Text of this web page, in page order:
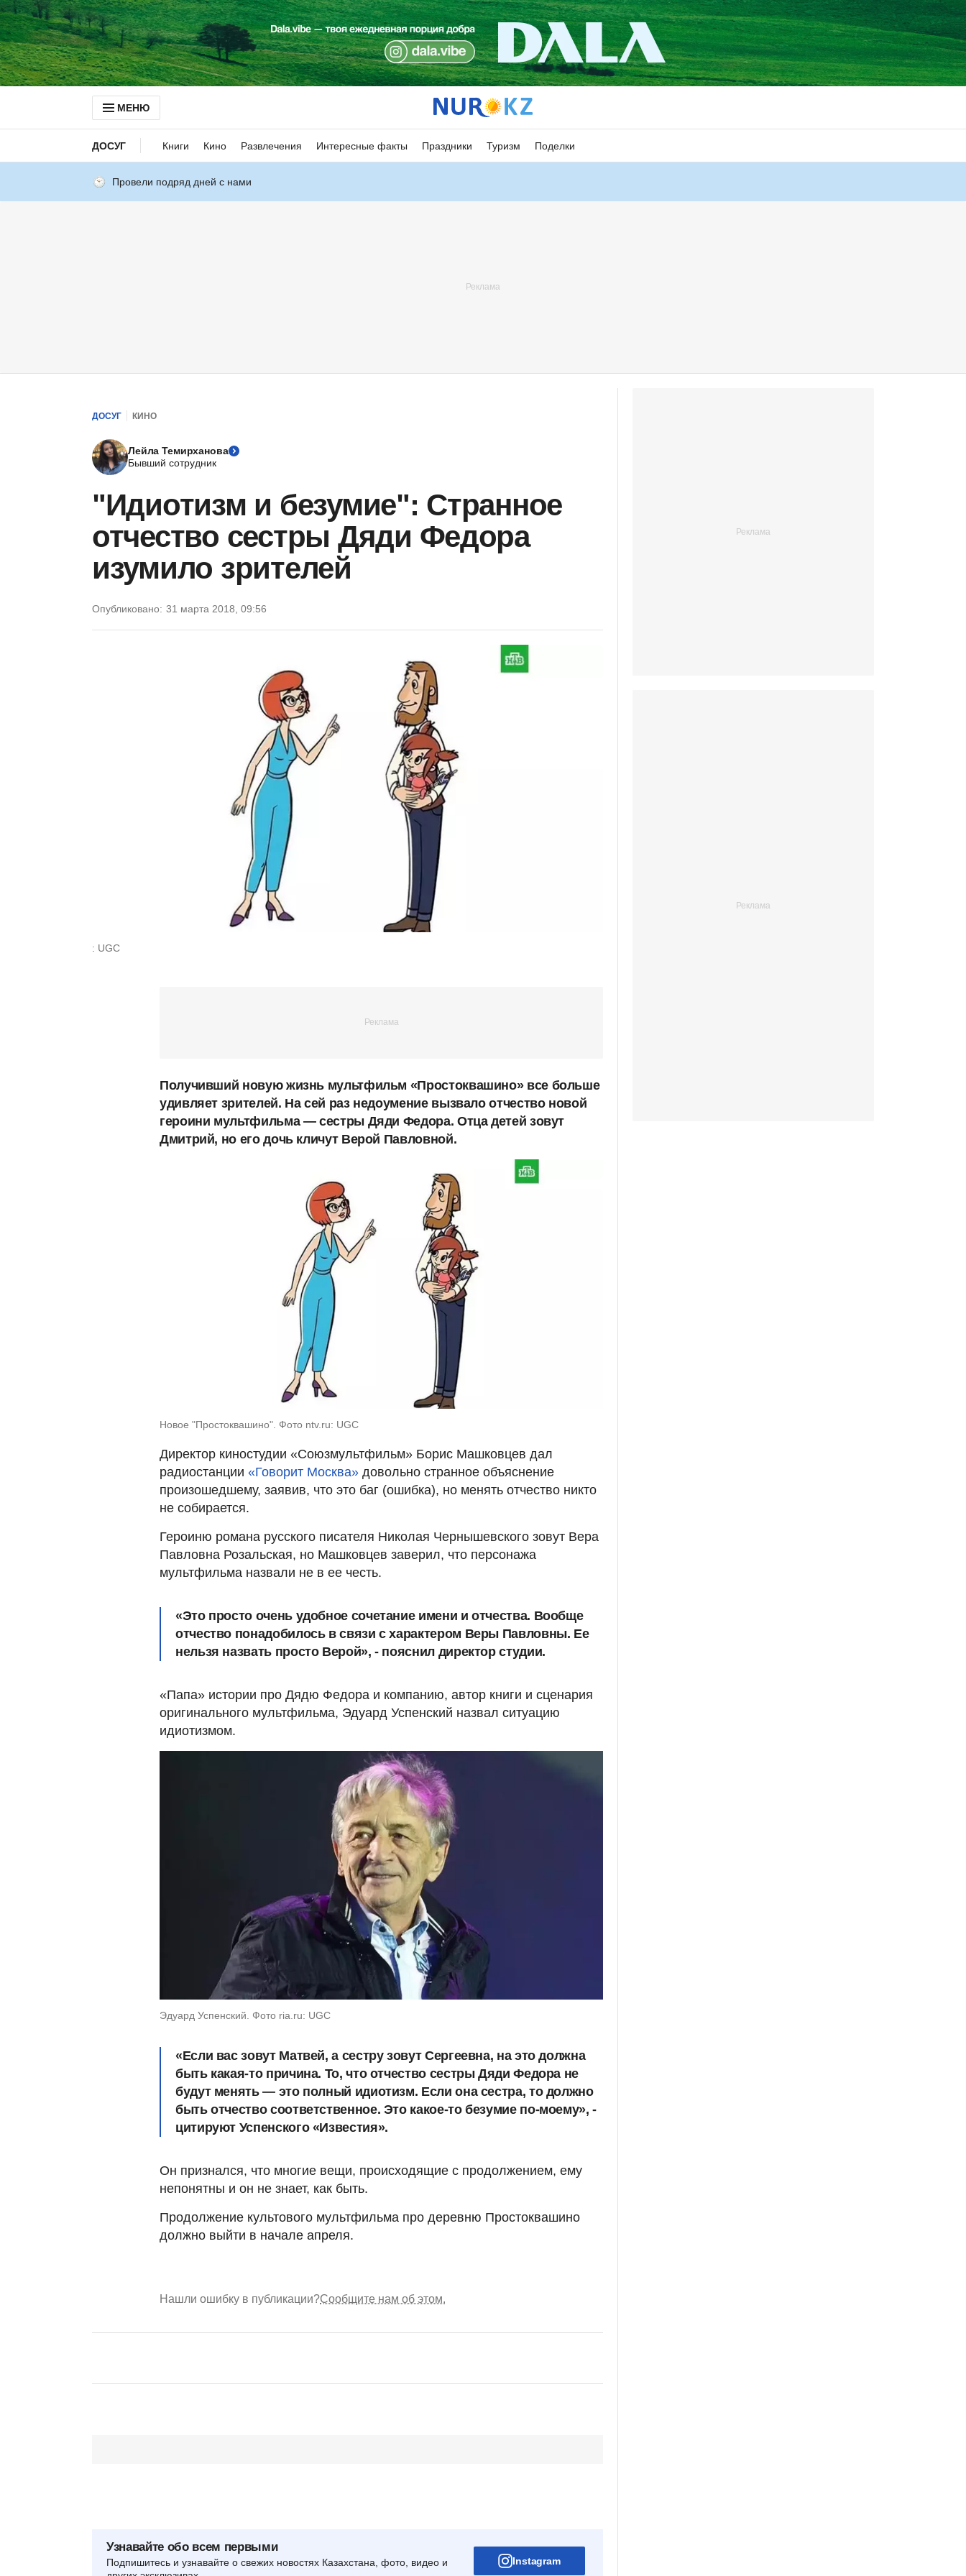
МЕНЮ
ДОСУГ Книги Кино Развлечения Интересные факты Праздники Туризм Поделки
Провели подряд дней с нами
ДОСУГ КИНО
Лейла Темирханова
Бывший сотрудник
"Идиотизм и безумие": Странное
отчество сестры Дяди Федора
изумило зрителей
Опубликовано: 31 марта 2018, 09:56
: UGC
Получивший новую жизнь мультфильм «Простоквашино» все больше
удивляет зрителей. На сей раз недоумение вызвало отчество новой
героини мультфильма — сестры Дяди Федора. Отца детей зовут
Дмитрий, но его дочь кличут Верой Павловной.
Новое "Простоквашино". Фото ntv.ru: UGC
Директор киностудии «Союзмультфильм» Борис Машковцев дал
радиостанции «Говорит Москва» довольно странное объяснение
произошедшему, заявив, что это баг (ошибка), но менять отчество никто
не собирается.
Героиню романа русского писателя Николая Чернышевского зовут Вера
Павловна Розальская, но Машковцев заверил, что персонажа
мультфильма назвали не в ее честь.
«Это просто очень удобное сочетание имени и отчества. Вообще
отчество понадобилось в связи с характером Веры Павловны. Ее
нельзя назвать просто Верой», - пояснил директор студии.
«Папа» истории про Дядю Федора и компанию, автор книги и сценария
оригинального мультфильма, Эдуард Успенский назвал ситуацию
идиотизмом.
Эдуард Успенский. Фото ria.ru: UGC
«Если вас зовут Матвей, а сестру зовут Сергеевна, на это должна
быть какая-то причина. То, что отчество сестры Дяди Федора не
будут менять — это полный идиотизм. Если она сестра, то должно
быть отчество соответственное. Это какое-то безумие по-моему», -
цитируют Успенского «Известия».
Он признался, что многие вещи, происходящие с продолжением, ему
непонятны и он не знает, как быть.
Продолжение культового мультфильма про деревню Простоквашино
должно выйти в начале апреля.
Нашли ошибку в публикации?Сообщите нам об этом.
Узнавайте обо всем первыми
Подпишитесь и узнавайте о свежих новостях Казахстана, фото, видео и
Instagram